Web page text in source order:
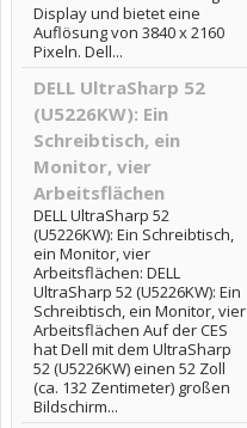
Display und bietet eine
Auflösung von 3840 x 2160
Pixeln. Dell...
DELL UltraSharp 52
(U5226KW): Ein
Schreibtisch, ein
Monitor, vier
Arbeitsflächen
DELL UltraSharp 52
(U5226KW): Ein Schreibtisch,
ein Monitor, vier
Arbeitsflächen: DELL
UltraSharp 52 (U5226KW): Ein
Schreibtisch, ein Monitor, vier
Arbeitsflächen Auf der CES
hat Dell mit dem UltraSharp
52 (U5226KW) einen 52 Zoll
(ca. 132 Zentimeter) großen
Bildschirm...